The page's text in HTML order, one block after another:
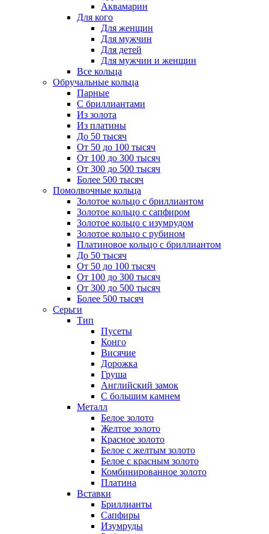
Аквамарин
Для кого
Для женщин
Для мужчин
Для детей
Для мужчин и женщин
Все кольца
Обручальные кольца
Парные
С бриллиантами
Из золота
Из платины
До 50 тысяч
От 50 до 100 тысяч
От 100 до 300 тысяч
От 300 до 500 тысяч
Более 500 тысяч
Помолвочные кольца
Золотое кольцо с бриллиантом
Золотое кольцо с сапфиром
Золотое кольцо с изумрудом
Золотое кольцо с рубином
Платиновое кольцо с бриллиантом
До 50 тысяч
От 50 до 100 тысяч
От 100 до 300 тысяч
От 300 до 500 тысяч
Более 500 тысяч
Серьги
Тип
Пусеты
Конго
Висячие
Дорожка
Груша
Английский замок
С большим камнем
Металл
Белое золото
Желтое золото
Красное золото
Белое с желтым золото
Белое с красным золото
Комбинированное золото
Платина
Вставки
Бриллианты
Сапфиры
Изумруды